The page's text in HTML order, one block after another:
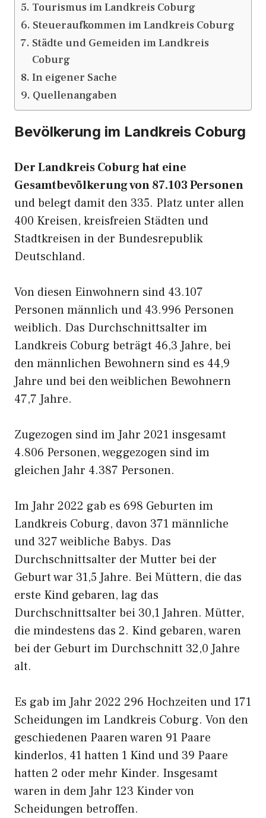
Tourismus im Landkreis Coburg
Steueraufkommen im Landkreis Coburg
Städte und Gemeiden im Landkreis
Coburg
In eigener Sache
Quellenangaben
Bevölkerung im Landkreis Coburg
Der Landkreis Coburg hat eine
Gesamtbevölkerung von 87.103 Personen
und belegt damit den 335. Platz unter allen
400 Kreisen, kreisfreien Städten und
Stadtkreisen in der Bundesrepublik
Deutschland.
Von diesen Einwohnern sind 43.107
Personen männlich und 43.996 Personen
weiblich. Das Durchschnittsalter im
Landkreis Coburg beträgt 46,3 Jahre, bei
den männlichen Bewohnern sind es 44,9
Jahre und bei den weiblichen Bewohnern
47,7 Jahre.
Zugezogen sind im Jahr 2021 insgesamt
4.806 Personen, weggezogen sind im
gleichen Jahr 4.387 Personen.
Im Jahr 2022 gab es 698 Geburten im
Landkreis Coburg, davon 371 männliche
und 327 weibliche Babys. Das
Durchschnittsalter der Mutter bei der
Geburt war 31,5 Jahre. Bei Müttern, die das
erste Kind gebaren, lag das
Durchschnittsalter bei 30,1 Jahren. Mütter,
die mindestens das 2. Kind gebaren, waren
bei der Geburt im Durchschnitt 32,0 Jahre
alt.
Es gab im Jahr 2022 296 Hochzeiten und 171
Scheidungen im Landkreis Coburg. Von den
geschiedenen Paaren waren 91 Paare
kinderlos, 41 hatten 1 Kind und 39 Paare
hatten 2 oder mehr Kinder. Insgesamt
waren in dem Jahr 123 Kinder von
Scheidungen betroffen.